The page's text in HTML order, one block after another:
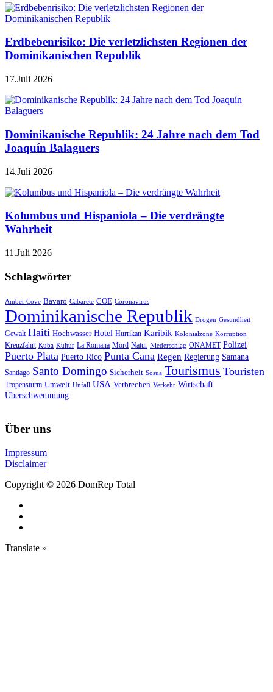
Erdbebenrisiko: Die verletzlichsten Regionen der
Dominikanischen Republik
17.Juli 2026
Dominikanische Republik: 24 Jahre nach dem Tod
Joaquín Balaguers
14.Juli 2026
Kolumbus und Hispaniola – Die verdrängte
Wahrheit
11.Juli 2026
Schlagwörter
Amber Cove Bavaro Cabarete COE Coronavirus
Dominikanische Republik Drogen Gesundheit
Gewalt Haiti Hochwasser Hotel Hurrikan Karibik Kolonialzone Korruption
Kreuzfahrt Kuba Kultur La Romana Mord Natur Niederschlag ONAMET Polizei
Puerto Plata Puerto Rico Punta Cana Regen Regierung Samana
Santiago Santo Domingo Sicherheit Sosua Tourismus Touristen
Tropensturm Umwelt Unfall USA Verbrechen Verkehr Wirtschaft
Überschwemmung
Über uns
Impressum
Disclaimer
Copyright © 2026 DomRep Total
Translate »